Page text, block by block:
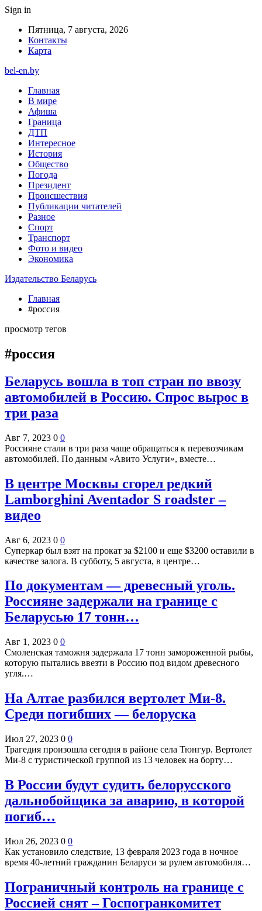
Sign in
Пятница, 7 августа, 2026
Контакты
Карта
bel-en.by
Главная
В мире
Афиша
Граница
ДТП
Интересное
История
Общество
Погода
Президент
Происшествия
Публикации читателей
Разное
Спорт
Транспорт
Фото и видео
Экономика
Издательство Беларусь
Главная
#россия
просмотр тегов
#россия
Беларусь вошла в топ стран по ввозу
автомобилей в Россию. Спрос вырос в
три раза
Авг 7, 2023 0 0
Россияне стали в три раза чаще обращаться к перевозчикам
автомобилей. По данным «Авито Услуги», вместе…
В центре Москвы сгорел редкий
Lamborghini Aventador S roadster –
видео
Авг 6, 2023 0 0
Суперкар был взят на прокат за $2100 и еще $3200 оставили в
качестве залога. В субботу, 5 августа, в центре…
По документам — древесный уголь.
Россияне задержали на границе с
Беларусью 17 тонн…
Авг 1, 2023 0 0
Смоленская таможня задержала 17 тонн замороженной рыбы,
которую пытались ввезти в Россию под видом древесного
угля.…
На Алтае разбился вертолет Ми-8.
Среди погибших — белоруска
Июл 27, 2023 0 0
Трагедия произошла сегодня в районе села Тюнгур. Вертолет
Ми-8 с туристической группой из 13 человек на борту…
В России будут судить белорусского
дальнобойщика за аварию, в которой
погиб…
Июл 26, 2023 0 0
Как установило следствие, 13 февраля 2023 года в ночное
время 40-летний гражданин Беларуси за рулем автомобиля…
Пограничный контроль на границе с
Россией снят – Госпогранкомитет